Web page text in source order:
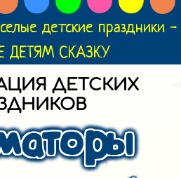
детские праздники -
ДЕТЯМ СКАЗКУ
ДЕТСКИХ